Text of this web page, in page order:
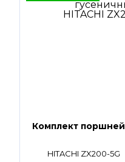
Комплект
HITACHI ZX200-5G